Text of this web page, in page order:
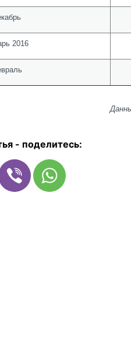
2016
- поделитесь: